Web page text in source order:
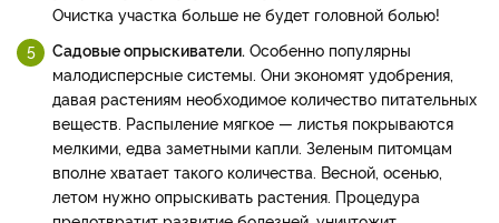
Очистка участка больше не будет головной болью!
Садовые опрыскиватели. Особенно популярны
малодисперсные системы. Они экономят удобрения,
давая растениям необходимое количество питательных
веществ. Распыление мягкое — листья покрываются
мелкими, едва заметными капли. Зеленым питомцам
вполне хватает такого количества. Весной, осенью,
летом нужно опрыскивать растения. Процедура